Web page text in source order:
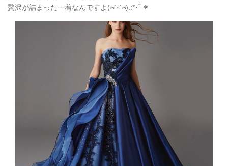
贅沢が詰まった一着なんですよ(⑅ˊᵕˋ⑅).:*･ﾟ＊